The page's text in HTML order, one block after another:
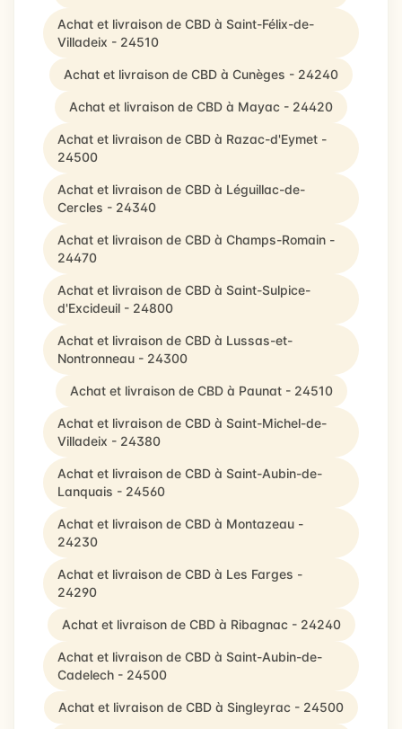
Achat et livraison de CBD à Saint-Félix-de-
Villadeix - 24510
Achat et livraison de CBD à Cunèges - 24240
Achat et livraison de CBD à Mayac - 24420
Achat et livraison de CBD à Razac-d'Eymet -
24500
Achat et livraison de CBD à Léguillac-de-
Cercles - 24340
Achat et livraison de CBD à Champs-Romain -
24470
Achat et livraison de CBD à Saint-Sulpice-
d'Excideuil - 24800
Achat et livraison de CBD à Lussas-et-
Nontronneau - 24300
Achat et livraison de CBD à Paunat - 24510
Achat et livraison de CBD à Saint-Michel-de-
Villadeix - 24380
Achat et livraison de CBD à Saint-Aubin-de-
Lanquais - 24560
Achat et livraison de CBD à Montazeau -
24230
Achat et livraison de CBD à Les Farges -
24290
Achat et livraison de CBD à Ribagnac - 24240
Achat et livraison de CBD à Saint-Aubin-de-
Cadelech - 24500
Achat et livraison de CBD à Singleyrac - 24500